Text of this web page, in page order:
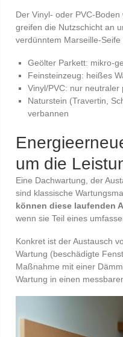
Der Vinyl- oder PVC-
greifen die Nutzschicht an
verdünntem Marseille-
Geölter Parkett: mikro-
Feinsteinzeug: heißes
Vinyl/PVC: nur neutraler
Naturstein (Travertin,
verbannen
um die
Eine Dachwartung, der
sind klassische
können diese laufenden
wenn sie Teil eines
Konkret ist der Austausch
Wartung (beschädigte
Maßnahme mit einer
Wartung in einen